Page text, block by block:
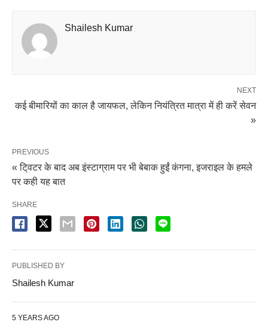
Shailesh Kumar
NEXT
कई बीमारियों का काल है जायफल, लेकिन नियंत्रित मात्रा में ही करें सेवन
»
PREVIOUS
« टि्वटर के बाद अब इंस्टाग्राम पर भी बेबाक हुईं कंगना, इजराइल के हमले
पर कही यह बात
SHARE
PUBLISHED BY
Shailesh Kumar
5 YEARS AGO